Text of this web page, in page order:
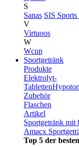
S
Sanas SIS
V
Virtuoos
W
Wcup
Sportgetränk
Produkte
Elektrolyt-
Tabletten
Zubehör
Flaschen
Artikel
Sportgetränk mit
Amacx
Top 5 der